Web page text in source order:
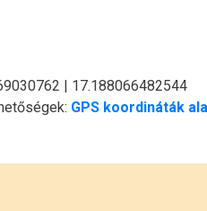
| 17.188066482544
GPS koordináták